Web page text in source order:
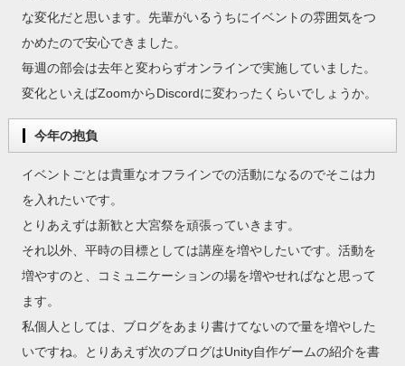
な変化だと思います。先輩がいるうちにイベントの雰囲気をつ
かめたので安心できました。
毎週の部会は去年と変わらずオンラインで実施していました。
変化といえばZoomからDiscordに変わったくらいでしょうか。
今年の抱負
イベントごとは貴重なオフラインでの活動になるのでそこは力
を入れたいです。
とりあえずは新歓と大宮祭を頑張っていきます。
それ以外、平時の目標としては講座を増やしたいです。活動を
増やすのと、コミュニケーションの場を増やせればなと思って
ます。
私個人としては、ブログをあまり書けてないので量を増やした
いですね。とりあえず次のブログはUnity自作ゲームの紹介を書